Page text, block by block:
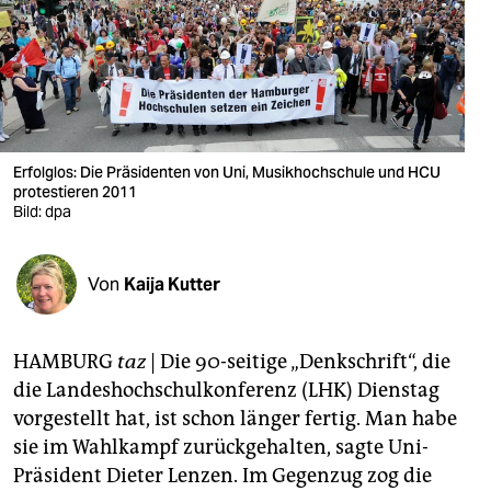
nord
wahrheit
verlag
verlag
shop
fragen & hilfe
unterstützen
abo
genossenschaft
Erfolglos: Die Präsidenten von Uni, Musikhochschule und HCU
protestieren 2011
Bild: dpa
Von Kaija Kutter
HAMBURG taz| Die 90-seitige „Denkschrift“, die
die Landeshochschulkonferenz (LHK) Dienstag
vorgestellt hat, ist schon länger fertig. Man habe
sie im Wahlkampf zurückgehalten, sagte Uni-
Präsident Dieter Lenzen. Im Gegenzug zog die